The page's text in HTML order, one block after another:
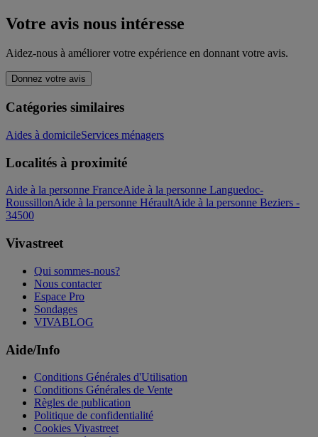
Votre avis nous intéresse
Aidez-nous à améliorer votre expérience en donnant votre avis.
Donnez votre avis
Catégories similaires
Aides à domicileServices ménagers
Localités à proximité
Aide à la personne FranceAide à la personne Languedoc-
RoussillonAide à la personne HéraultAide à la personne Beziers -
34500
Vivastreet
Qui sommes-nous?
Nous contacter
Espace Pro
Sondages
VIVABLOG
Aide/Info
Conditions Générales d'Utilisation
Conditions Générales de Vente
Règles de publication
Politique de confidentialité
Cookies Vivastreet